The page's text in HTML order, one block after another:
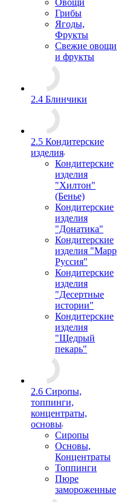
Овощи
Грибы
Ягоды,
Фрукты
Свежие овощи
и фрукты
2.4 Блинчики
2.5 Кондитерские
изделия
Кондитерские
изделия
"Хилтон"
(Бенье)
Кондитерские
изделия
"Донатика"
Кондитерские
изделия "Марр
Руссия"
Кондитерские
изделия
"Десертные
истории"
Кондитерские
изделия
"Щедрый
пекарь"
2.6 Сиропы,
топпинги,
концентраты,
основы
Сиропы
Основы,
Концентраты
Топпинги
Пюре
замороженные